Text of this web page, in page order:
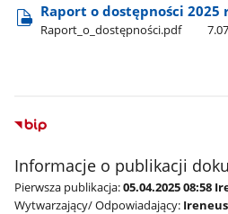
Raport o dostępności 2025
Raport​_o​_dostępności.pdf
Informacje o publikacji
Pierwsza publikacja:05.04.2025 08:58
Wytwarzający/ Odpowiadający: